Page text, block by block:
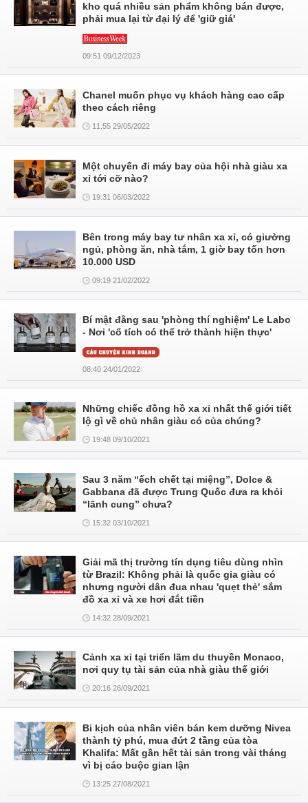
kho quá nhiều sản phẩm không bán được,
phải mua lại từ đại lý để 'giữ giá'
09:51 09/12/2023
Chanel muốn phục vụ khách hàng cao cấp
theo cách riêng
11:55 29/05/2022
Một chuyến đi máy bay của hội nhà giàu xa
xỉ tới cỡ nào?
19:31 06/03/2022
Bên trong máy bay tư nhân xa xỉ, có giường
ngủ, phòng ăn, nhà tắm, 1 giờ bay tốn hơn
10.000 USD
09:19 21/02/2022
Bí mật đằng sau 'phòng thí nghiệm' Le Labo
- Nơi 'cổ tích có thể trở thành hiện thực'
08:40 24/01/2022
Những chiếc đồng hồ xa xỉ nhất thế giới tiết
lộ gì về chủ nhân giàu có của chúng?
19:48 09/10/2021
Sau 3 năm “ếch chết tại miệng”, Dolce &
Gabbana đã được Trung Quốc đưa ra khỏi
“lãnh cung” chưa?
15:32 03/10/2021
Giải mã thị trường tín dụng tiêu dùng nhìn
từ Brazil: Không phải là quốc gia giàu có
nhưng người dân đua nhau 'quẹt thẻ' sắm
đồ xa xỉ và xe hơi đắt tiền
14:32 28/09/2021
Cảnh xa xỉ tại triển lãm du thuyền Monaco,
nơi quy tụ tài sản của nhà giàu thế giới
20:16 26/09/2021
Bi kịch của nhân viên bán kem dưỡng Nivea
thành tỷ phú, mua đứt 2 tầng của tòa
Khalifa: Mất gần hết tài sản trong vài tháng
vì bị cáo buộc gian lận
13:25 27/08/2021